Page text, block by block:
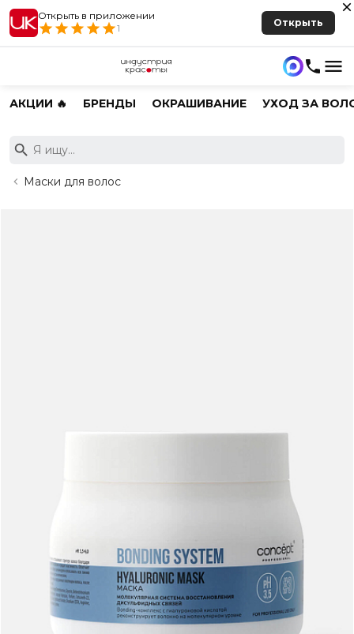
Открыть в приложении
1
Открыть
АКЦИИ 🔥 БРЕНДЫ ОКРАШИВАНИЕ УХОД ЗА
Маски для волос